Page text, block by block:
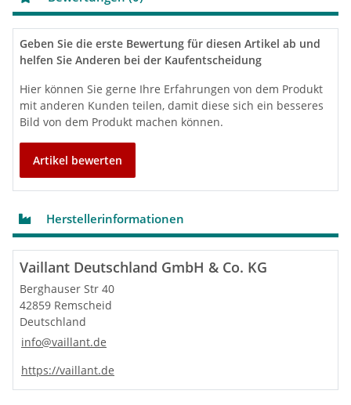
Geben Sie die erste Bewertung für diesen Artikel ab und
helfen Sie Anderen bei der Kaufentscheidung
Hier können Sie gerne Ihre Erfahrungen von dem Produkt
mit anderen Kunden teilen, damit diese sich ein besseres
Bild von dem Produkt machen können.
Artikel bewerten
Herstellerinformationen
Vaillant Deutschland GmbH & Co. KG
Berghauser Str 40
42859 Remscheid
Deutschland
info@vaillant.de
https://vaillant.de